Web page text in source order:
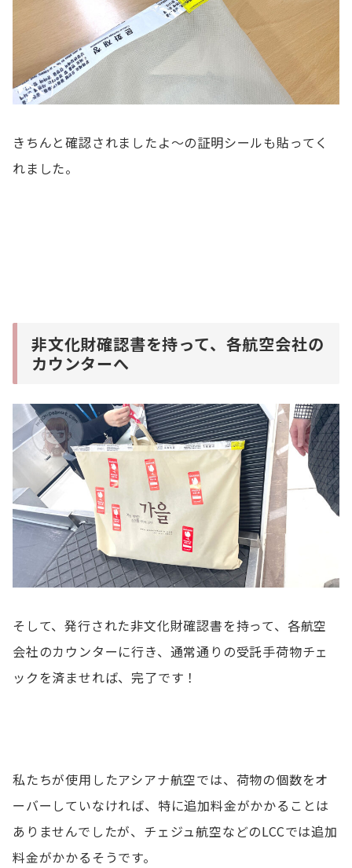
きちんと確認されましたよ〜の証明シールも貼ってく
れました。
非文化財確認書を持って、各航空会社の
カウンターへ
そして、発行された非文化財確認書を持って、各航空
会社のカウンターに行き、通常通りの受託手荷物チェ
ックを済ませれば、完了です！
私たちが使用したアシアナ航空では、荷物の個数をオ
ーバーしていなければ、特に追加料金がかかることは
ありませんでしたが、チェジュ航空などのLCCでは追加
料金がかかるそうです。